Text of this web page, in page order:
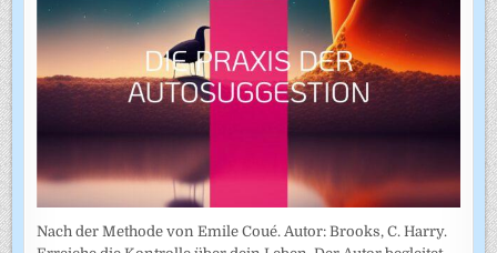
Nach der Methode von Emile Coué. Autor: Brooks, C. Harry.